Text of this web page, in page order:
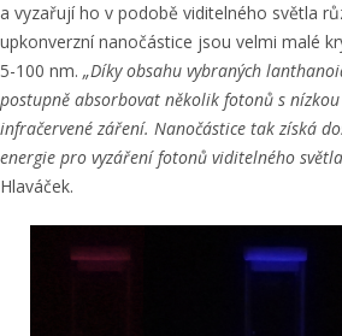
a vyzařují ho v podobě viditelného světla
upkonverzní nanočástice jsou velmi malé
5-100 nm. „Díky obsahu vybraných
postupně absorbovat několik fotonů s
infračervené záření. Nanočástice tak získá
energie pro vyzáření fotonů viditelného
Hlaváček.